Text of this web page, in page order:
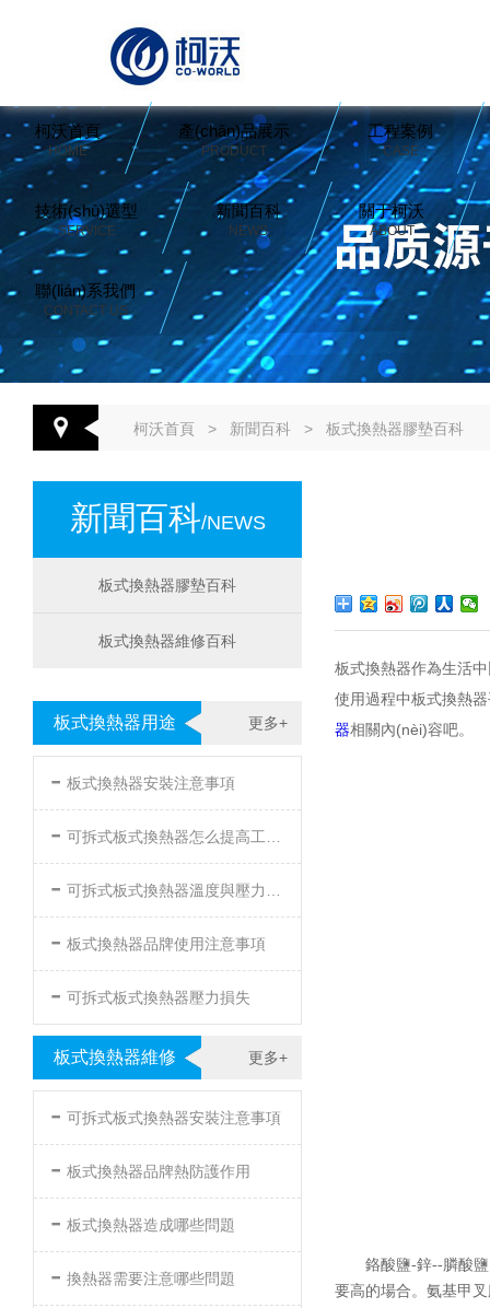
柯沃首頁
HOME
產(chǎn)品展示
PRODUCT
工程案例
CASE
技術(shù)選型
SERVICE
新聞百科
NEWS
關于柯沃
ABOUT
聯(lián)系我們
CONTACT US
柯沃首頁 > 新聞百科 > 板式換熱器膠墊百科
新聞百科/NEWS
板式換熱器膠墊百科
板式換熱器維修百科
更多+
板式換熱器用途
- 板式換熱器安裝注意事項
- 可拆式板式換熱器怎么提高工作效率
- 可拆式板式換熱器溫度與壓力的要求
- 板式換熱器品牌使用注意事項
- 可拆式板式換熱器壓力損失
更多+
板式換熱器維修
- 可拆式板式換熱器安裝注意事項
- 板式換熱器品牌熱防護作用
- 板式換熱器造成哪些問題
- 換熱器需要注意哪些問題
板式換熱器作為生活中
使用過程中板式換熱
器相關內(nèi)容吧。
鉻酸鹽-鋅--膦酸鹽
要高的場合。氨基甲